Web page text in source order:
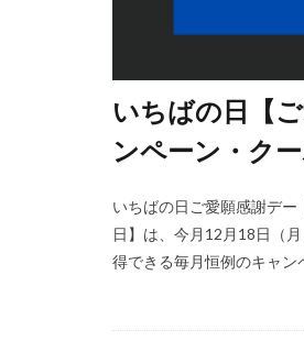
いちばの日【
ンペーン・ク
いちばの日ご愛願感謝デ
日】は、今月12月18日（
得できる毎月恒例のキャ